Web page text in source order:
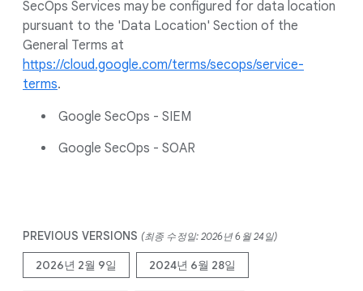
SecOps Services may be configured for data location
pursuant to the 'Data Location' Section of the
General Terms at
https://cloud.google.com/terms/secops/service-
terms.
Google SecOps - SIEM
Google SecOps - SOAR
PREVIOUS VERSIONS (최종 수정일: 2026년 6월 24일)
2026년 2월 9일 2024년 6월 28일